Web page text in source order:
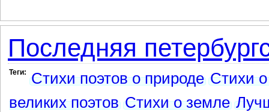
Последняя
Теги: Стихи поэтов о природе Стихи
великих поэтов Стихи о земле